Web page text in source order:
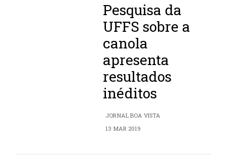
Pesquisa da
UFFS sobre a
canola
apresenta
resultados
inéditos
JORNAL BOA VISTA
13 MAR 2019